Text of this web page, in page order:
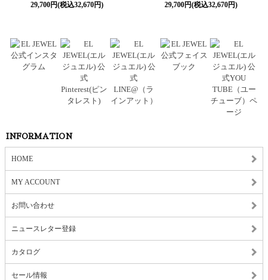
29,700円(税込32,670円) 29,700円(税込32,670円)
INFORMATION
HOME
MY ACCOUNT
お問い合わせ
ニュースレター登録
カタログ
セール情報